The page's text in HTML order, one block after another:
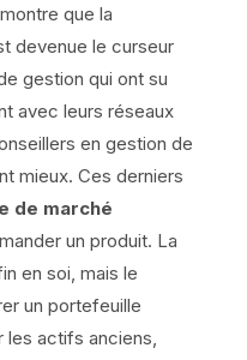
que la
devenue le curseur
gestion qui ont su
avec leurs réseaux
en gestion de
mieux. Ces derniers
de marché
un produit. La
en soi, mais le
un portefeuille
les actifs anciens,